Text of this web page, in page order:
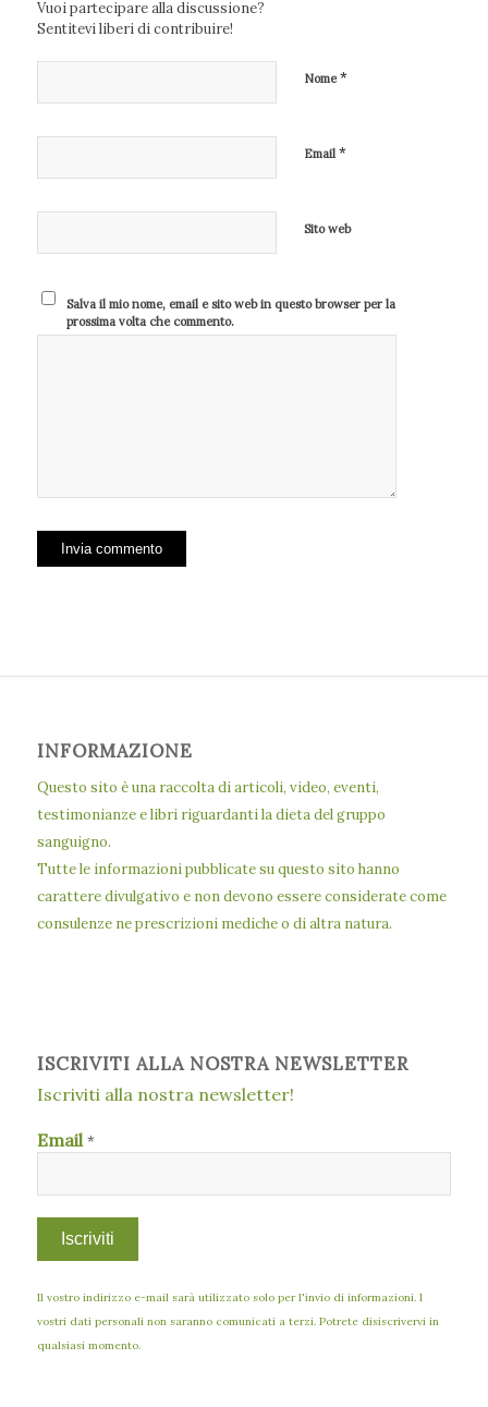
Vuoi partecipare alla discussione?
Sentitevi liberi di contribuire!
Nome*
Email *
Sito web
Salva il mio nome, email e sito web in questo browser per la
prossima volta che commento.
INFORMAZIONE
Questo sito è una raccolta di articoli, video, eventi,
testimonianze e libri riguardanti la dieta del gruppo
sanguigno.
Tutte le informazioni pubblicate su questo sito hanno
carattere divulgativo e non devono essere considerate come
consulenze ne prescrizioni mediche o di altra natura.
ISCRIVITI ALLA NOSTRA NEWSLETTER
Iscriviti alla nostra newsletter!
Email*
Il vostro indirizzo e-mail sarà utilizzato solo per l'invio di informazioni. I
vostri dati personali non saranno comunicati a terzi. Potrete disiscrivervi in
qualsiasi momento.